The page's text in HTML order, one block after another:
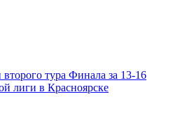
второго тура Финала за 13-16
лиги в Красноярске